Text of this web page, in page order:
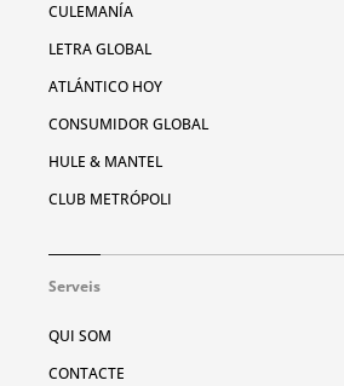
CULEMANÍA
LETRA GLOBAL
ATLÁNTICO HOY
CONSUMIDOR GLOBAL
HULE & MANTEL
CLUB METRÓPOLI
Serveis
QUI SOM
CONTACTE